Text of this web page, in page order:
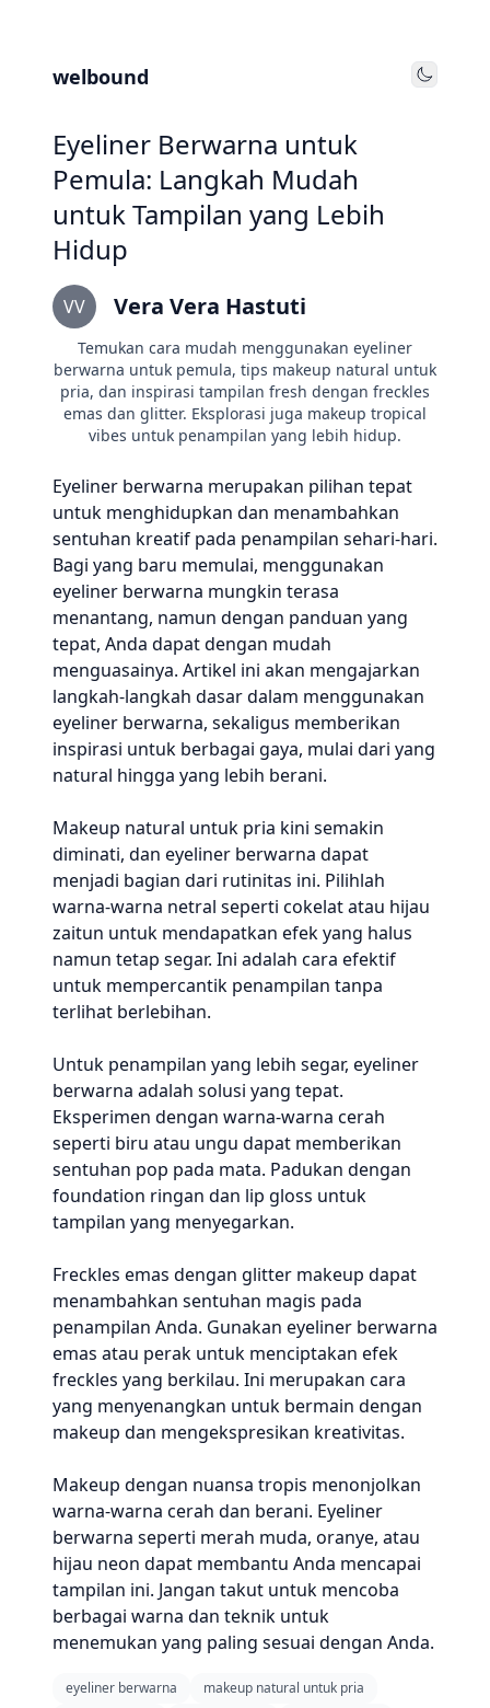
welbound Toggle
Eyeliner Berwarna untuk
Pemula: Langkah Mudah
untuk Tampilan yang Lebih
Hidup
VV Vera Vera Hastuti
Temukan cara mudah menggunakan eyeliner
berwarna untuk pemula, tips makeup natural untuk
pria, dan inspirasi tampilan fresh dengan freckles
emas dan glitter. Eksplorasi juga makeup tropical
vibes untuk penampilan yang lebih hidup.
Eyeliner berwarna merupakan pilihan tepat
untuk menghidupkan dan menambahkan
sentuhan kreatif pada penampilan sehari-hari.
Bagi yang baru memulai, menggunakan
eyeliner berwarna mungkin terasa
menantang, namun dengan panduan yang
tepat, Anda dapat dengan mudah
menguasainya. Artikel ini akan mengajarkan
langkah-langkah dasar dalam menggunakan
eyeliner berwarna, sekaligus memberikan
inspirasi untuk berbagai gaya, mulai dari yang
natural hingga yang lebih berani.
Makeup natural untuk pria kini semakin
diminati, dan eyeliner berwarna dapat
menjadi bagian dari rutinitas ini. Pilihlah
warna-warna netral seperti cokelat atau hijau
zaitun untuk mendapatkan efek yang halus
namun tetap segar. Ini adalah cara efektif
untuk mempercantik penampilan tanpa
terlihat berlebihan.
Untuk penampilan yang lebih segar, eyeliner
berwarna adalah solusi yang tepat.
Eksperimen dengan warna-warna cerah
seperti biru atau ungu dapat memberikan
sentuhan pop pada mata. Padukan dengan
foundation ringan dan lip gloss untuk
tampilan yang menyegarkan.
Freckles emas dengan glitter makeup dapat
menambahkan sentuhan magis pada
penampilan Anda. Gunakan eyeliner berwarna
emas atau perak untuk menciptakan efek
freckles yang berkilau. Ini merupakan cara
yang menyenangkan untuk bermain dengan
makeup dan mengekspresikan kreativitas.
Makeup dengan nuansa tropis menonjolkan
warna-warna cerah dan berani. Eyeliner
berwarna seperti merah muda, oranye, atau
hijau neon dapat membantu Anda mencapai
tampilan ini. Jangan takut untuk mencoba
berbagai warna dan teknik untuk
menemukan yang paling sesuai dengan Anda.
eyeliner berwarna
makeup natural untuk pria